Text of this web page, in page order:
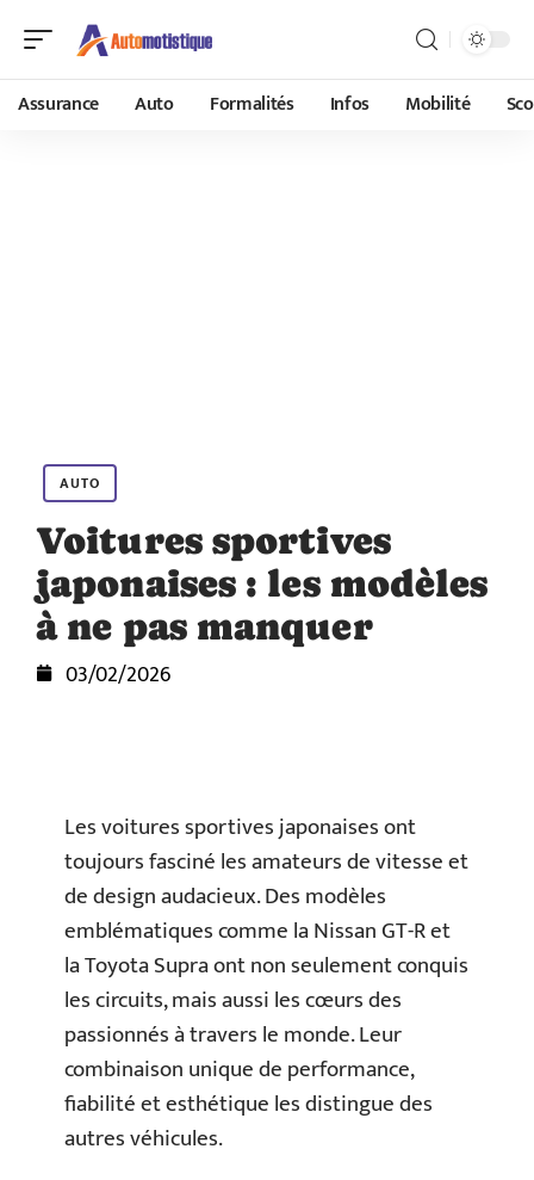
Assurance Auto Formalités Infos Mobilité
AUTO
Voitures sportives
japonaises : les modèles
à ne pas manquer
03/02/2026
Les voitures sportives japonaises ont
toujours fasciné les amateurs de vitesse et
de design audacieux. Des modèles
emblématiques comme la Nissan GT-R et
la Toyota Supra ont non seulement conquis
les circuits, mais aussi les cœurs des
passionnés à travers le monde. Leur
combinaison unique de performance,
fiabilité et esthétique les distingue des
autres véhicules.